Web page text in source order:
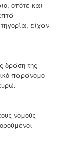
οπότε και
είχαν
δράση της
παράνομο
νομούς